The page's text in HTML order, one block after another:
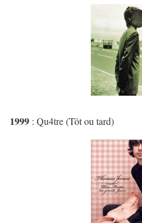
1999 : Qu4tre (Tôt ou tard)